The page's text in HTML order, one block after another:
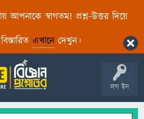
আপনাকে স্বাগতম! প্রশ্ন-উত্তর দিয়ে
এখানেদেখুন।
লগ ইন